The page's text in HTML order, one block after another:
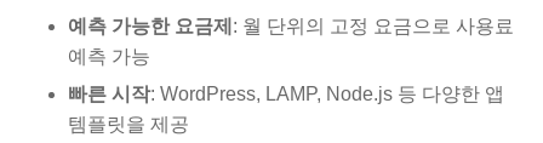
예측 가능한 요금제 : 월 단위의 고정 요금으로 사용료
예측 가능
빠른 시작: WordPress, LAMP, Node.js 등 다양한 앱
템플릿을 제공